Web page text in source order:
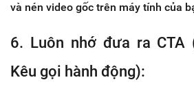
và nén video gốc trên máy tính của
6. Luôn nhớ đưa ra CTA
Kêu gọi hành động):